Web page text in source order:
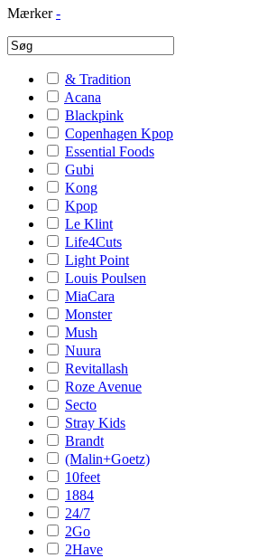
Mærker -
& Tradition
Acana
Blackpink
Copenhagen Kpop
Essential Foods
Gubi
Kong
Kpop
Le Klint
Life4Cuts
Light Point
Louis Poulsen
MiaCara
Monster
Mush
Nuura
Revitallash
Roze Avenue
Secto
Stray Kids
Brandt
(Malin+Goetz)
10feet
1884
24/7
2Go
2Have